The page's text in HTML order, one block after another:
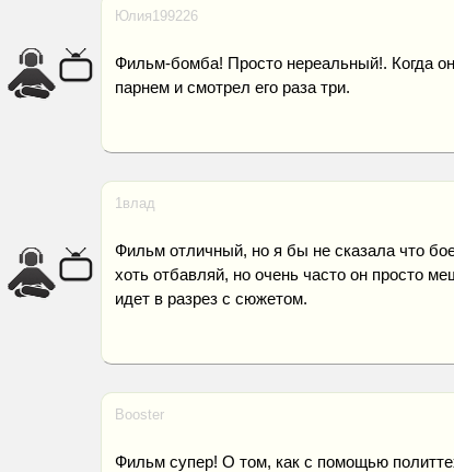
Юлия199226
Фильм-бомба! Просто нереальный!. Когда
парнем и смотрел его раза три.
1влад
Фильм отличный, но я бы не сказала что
хоть отбавляй, но очень часто он просто
идет в разрез с сюжетом.
Booster
Фильм супер! О том, как с помощью